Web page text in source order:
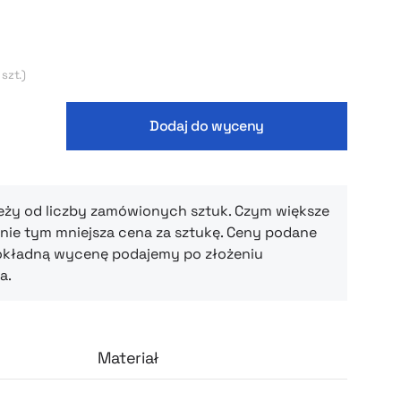
charakter, który świetnie wpisuje się w
szt.)
Dodaj do wyceny
od liczby zamówionych sztuk. Czym większe
tym mniejsza cena za sztukę. Ceny podane
wycenę podajemy po złożeniu
Materiał